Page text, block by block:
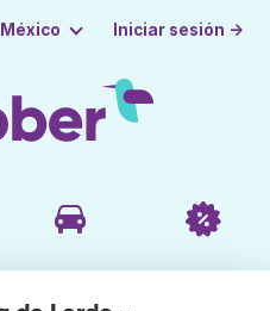
México Iniciar sesión →